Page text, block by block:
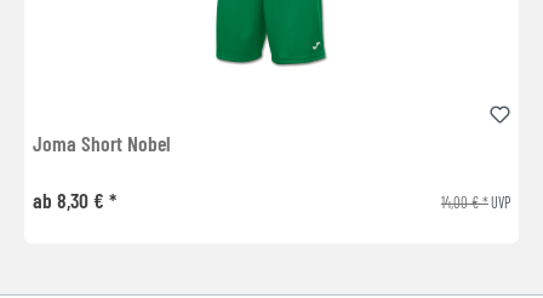
Joma Short Nobel
ab 8,30 € * 14,00 € *UVP